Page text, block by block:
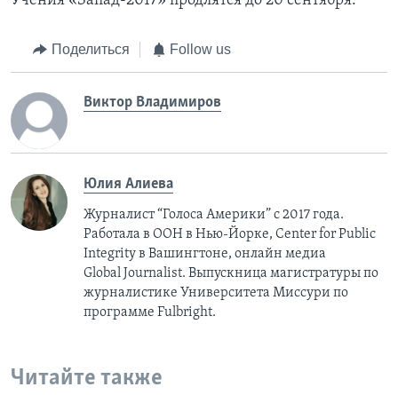
Поделиться Follow us
Виктор Владимиров
Юлия Алиева
Журналист “Голоса Америки” с 2017 года.
Работала в ООН в Нью-Йорке, Center for Public
Integrity в Вашингтоне, онлайн медиа
Global Journalist. Выпускница магистратуры по
журналистике Университета Миссури по
программе Fulbright.
Читайте также